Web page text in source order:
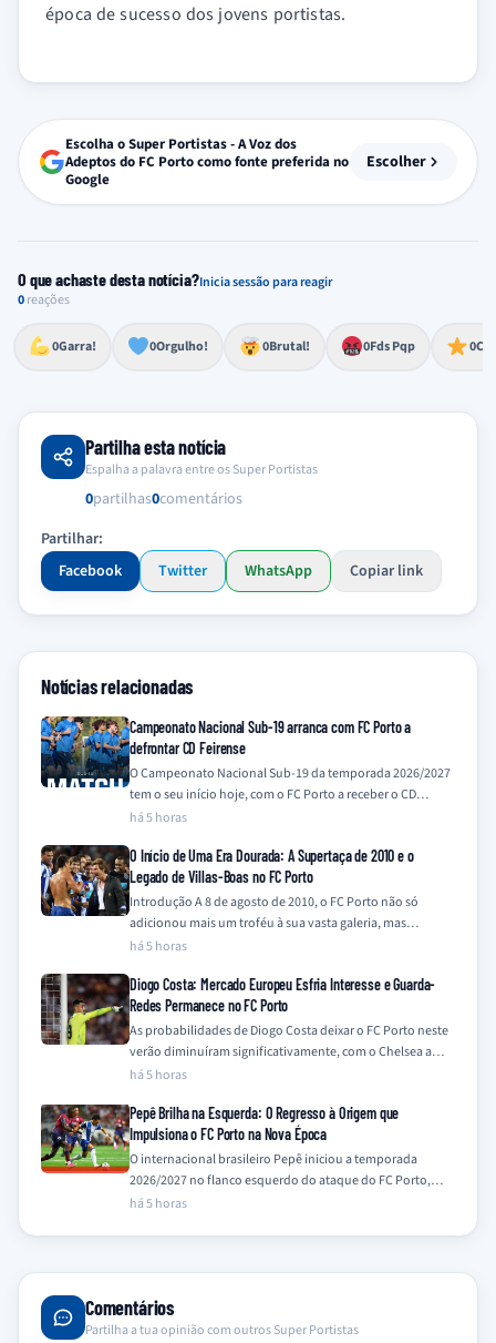
época de sucesso dos jovens portistas.
Escolha o Super Portistas - A Voz dos
Adeptos do FC Porto como fonte preferida no
Google
Escolher
O que achaste desta notícia?Inicia sessão para reagir
0reações
0Garra!
Esforço, determinação, aprovação forte
0Orgulho!
Lealdade, amor clubístico, sentimento profundo
0Brutal!
Impressionante, chocante, de grande impacto 0Fds Pqp
Reação de desespero, raiva, frustração ou espanto extremo 0
Excelência, destaque, o melhor
Partilha esta notícia
Espalha a palavra entre os Super Portistas
0partilhas0comentários
Partilhar:
Facebook
Twitter WhatsApp Copiar link
Notícias relacionadas
Campeonato Nacional Sub-19 arranca com FC Porto a
defrontar CD Feirense
O Campeonato Nacional Sub-19 da temporada 2026/2027
tem o seu início hoje, com o FC Porto a receber o CD
Feirense no…
há 5 horas
O Início de Uma Era Dourada: A Supertaça de 2010 e o
Legado de Villas-Boas no FC Porto
Introdução A 8 de agosto de 2010, o FC Porto não só
adicionou mais um troféu à sua vasta galeria, mas
também…
há 5 horas
Diogo Costa: Mercado Europeu Esfria Interesse e Guarda-
Redes Permanece no FC Porto
As probabilidades de Diogo Costa deixar o FC Porto neste
verão diminuíram significativamente, com o Chelsea a
descartar o interesse e outros…
há 5 horas
Pepê Brilha na Esquerda: O Regresso à Origem que
Impulsiona o FC Porto na Nova Época
O internacional brasileiro Pepê iniciou a temporada
2026/2027 no flanco esquerdo do ataque do FC Porto,
uma posição onde demonstra particular à-vontade,…
há 5 horas
Comentários
Partilha a tua opinião com outros Super Portistas